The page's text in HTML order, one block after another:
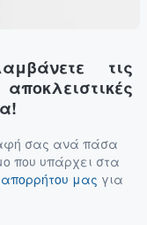
τις
σας ανά πάσα
που υπάρχει στα
μας για